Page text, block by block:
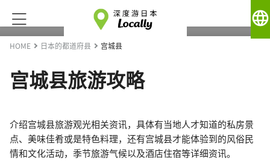
language
HOME 日本的都道府县 宫城县
宫城县旅游攻略
介绍宫城县旅游观光相关资讯，具体有当地人才知道的私房景
点、美味佳肴或是特色料理，还有宫城县才能体验到的风俗民
情和文化活动，季节旅游气候以及酒店住宿等详细资讯。